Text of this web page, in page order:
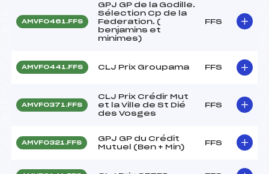
AMVF0461.FFS
GPJ GP de la Godille.
Sélection Cp de la
Federation. (
benjamins et
minimes)
FFS
AMVF0441.FFS CLJ Prix Groupama FFS
AMVF0371.FFS
CLJ Prix Crédir Mut
et la Ville de St Dié
des Vosges
FFS
AMVF0321.FFS
GPJ GP du Crédit
Mutuel (Ben + Min)
FFS